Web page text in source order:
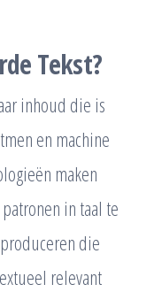
Tekst?
inhoud die is
en machine
maken
in taal te
die
relevant